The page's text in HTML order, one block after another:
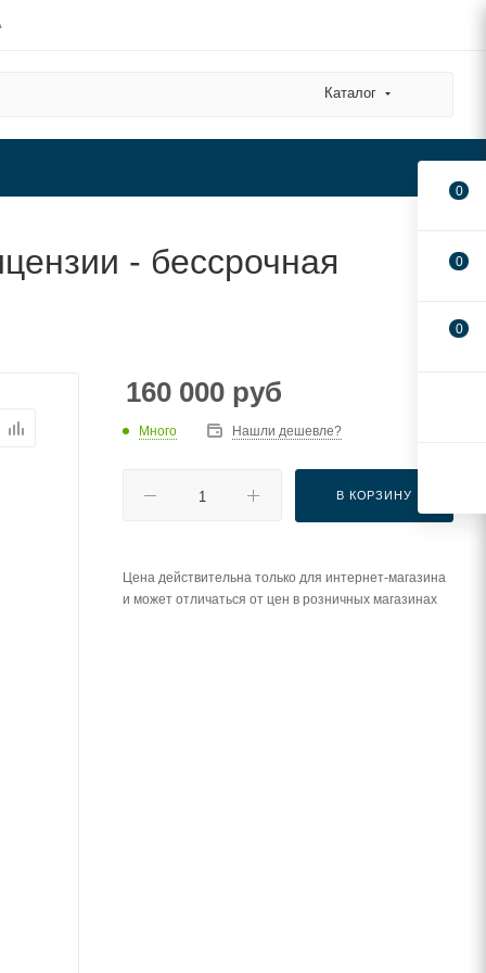
Каталог
- бессрочная
160 000 руб
Много Нашли дешевле?
В КОРЗИНУ
Цена действительна только для интернет-магазина
и может отличаться от цен в розничных магазинах
0
0
0